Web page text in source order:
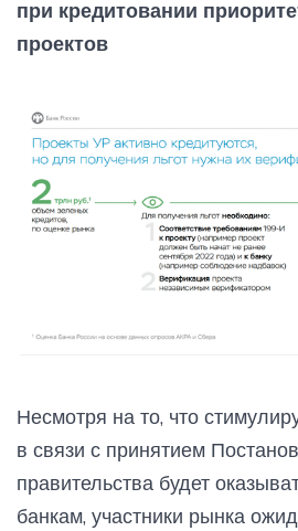
при кредитовании
проектов
Несмотря на то, что
в связи с принятием
правительства будет
банкам, участники рынка